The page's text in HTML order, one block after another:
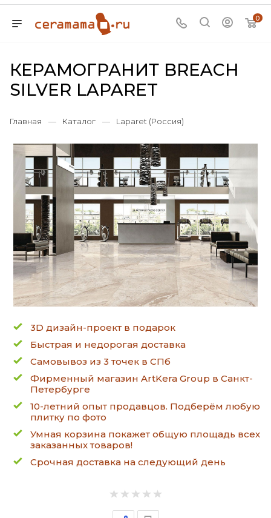
0
КЕРАМОГРАНИТ BREACH
SILVER LAPARET
Главная — Каталог — Laparet (Россия)
3D дизайн-проект в подарок
Быстрая и недорогая доставка
Самовывоз из 3 точек в СПб
Фирменный магазин ArtKera Group в Санкт-
Петербурге
10-летний опыт продавцов. Подберём любую
плитку по фото
Умная корзина покажет общую площадь всех
заказанных товаров!
Срочная доставка на следующий день